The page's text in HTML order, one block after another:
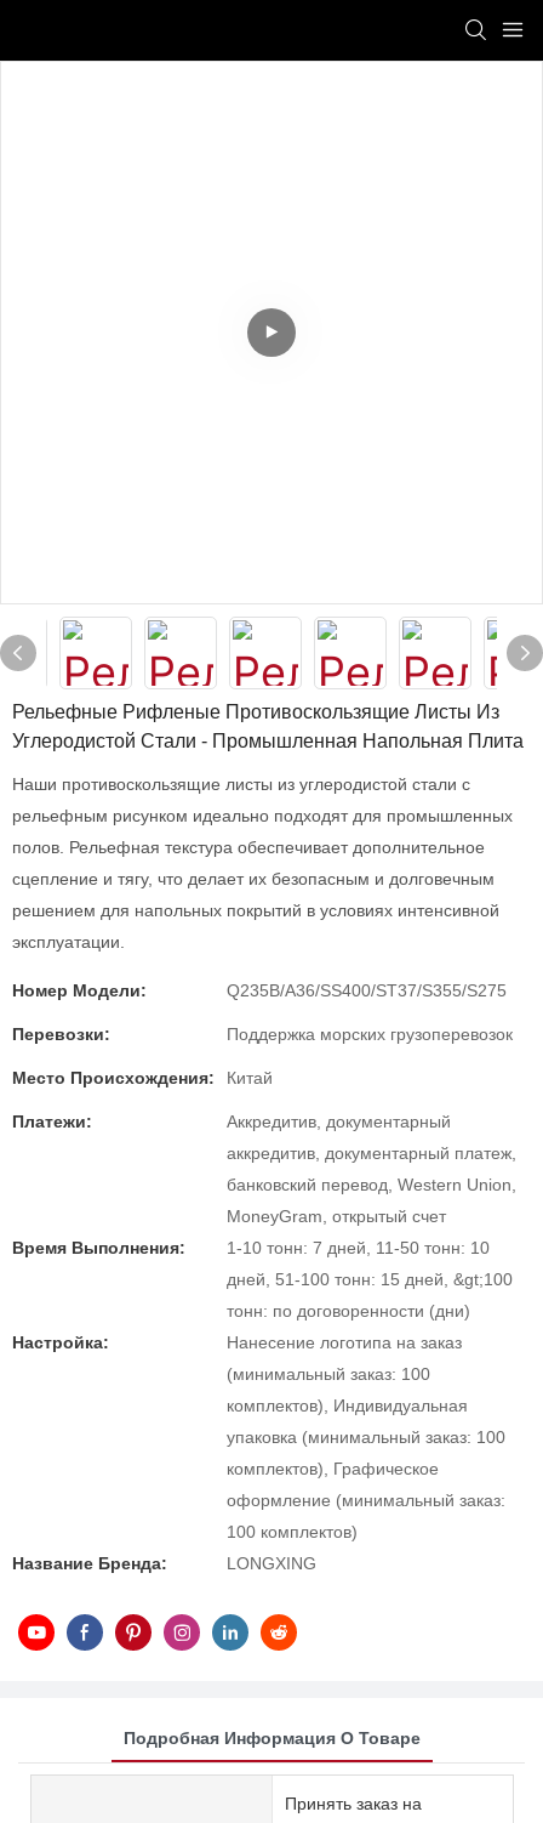
Рельефные Рифленые Противоскользящие Листы Из
Углеродистой Стали - Промышленная Напольная Плита
Наши противоскользящие листы из углеродистой стали с
рельефным рисунком идеально подходят для промышленных
полов. Рельефная текстура обеспечивает дополнительное
сцепление и тягу, что делает их безопасным и долговечным
решением для напольных покрытий в условиях интенсивной
эксплуатации.
Номер Модели: Q235B/A36/SS400/ST37/S355/S275
Перевозки: Поддержка морских грузоперевозок
Место Происхождения: Китай
Платежи:
Аккредитив, документарный
аккредитив, документарный платеж,
банковский перевод, Western Union,
MoneyGram, открытый счет
Время Выполнения:
1-10 тонн: 7 дней, 11-50 тонн: 10
дней, 51-100 тонн: 15 дней, &gt;100
тонн: по договоренности (дни)
Настройка:
Нанесение логотипа на заказ
(минимальный заказ: 100
комплектов), Индивидуальная
упаковка (минимальный заказ: 100
комплектов), Графическое
оформление (минимальный заказ:
100 комплектов)
Название Бренда:
LONGXING
Подробная Информация О Товаре
Принять заказ на